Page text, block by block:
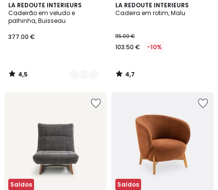
LA REDOUTE INTERIEURS
Cadeirão em veludo e
palhinha, Buisseau
377.00 €
4,5
/ 5
2
Cores
4,5
/
LA REDOUTE INTERIEURS
Cadeira em rotim, Malu
115.00 €
103.50 € -10%
4,7
/ 5
4,7
/
Saldos Saldos